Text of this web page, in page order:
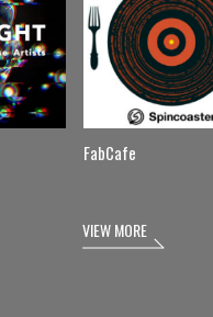
FabCafe
VIEW MORE